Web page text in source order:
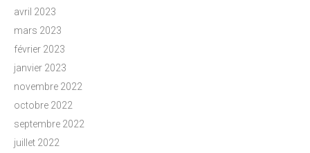
avril 2023
mars 2023
février 2023
janvier 2023
novembre 2022
octobre 2022
septembre 2022
juillet 2022